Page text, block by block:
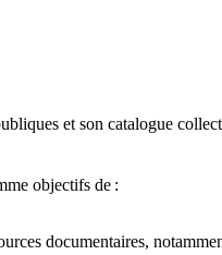
et son catalogue
objectifs de :
documentaires,